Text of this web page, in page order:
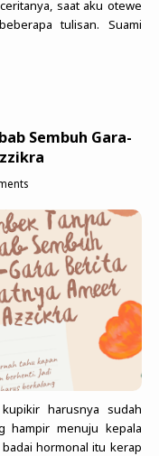
saat aku otewe
tulisan. Suami
Sembuh Gara-
harusnya sudah
hampir menuju kepala
hormonal itu kerap